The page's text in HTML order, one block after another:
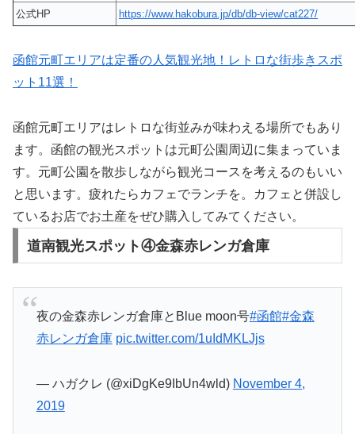
公式HP
https://www.hakobura.jp/db/db-view/cat227/
函館元町エリアは定番の人気観光地！レトロな街歩きスポ
ット11選！
函館元町エリアはレトロな街並みが味わえる場所でもあり
ます。函館の観光スポットは元町公園周辺に集まっていま
す。元町公園を散歩しながら観光コースを考えるのもいい
と思います。疲れたらカフェでランチを。カフェと併設し
ているお店でお土産をぜひ購入してみてください。
道南観光スポット④金森赤レンガ倉庫
夜の金森赤レンガ倉庫とBlue moon号#函館#金森
赤レンガ倉庫 pic.twitter.com/1uIdMKLJjs
— ハガクレ (@xiDgKe9IbUn4wld) November 4,
2019